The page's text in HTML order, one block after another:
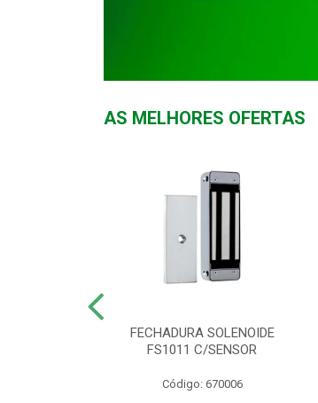
AS MELHORES OFERTAS
FECHADURA SOLENOIDE
FS1011 C/SENSOR
Código: 670006